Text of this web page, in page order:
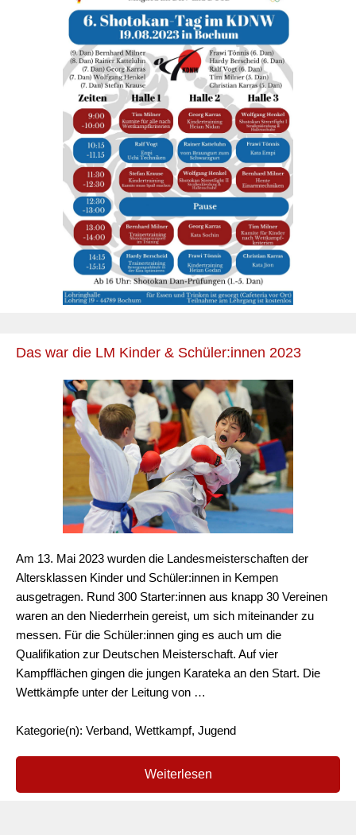
Das war die LM Kinder & Schüler:innen 2023
Am 13. Mai 2023 wurden die Landesmeisterschaften der
Altersklassen Kinder und Schüler:innen in Kempen
ausgetragen. Rund 300 Starter:innen aus knapp 30 Vereinen
waren an den Niederrhein gereist, um sich miteinander zu
messen. Für die Schüler:innen ging es auch um die
Qualifikation zur Deutschen Meisterschaft. Auf vier
Kampfflächen gingen die jungen Karateka an den Start. Die
Wettkämpfe unter der Leitung von …
Kategorie(n): Verband, Wettkampf, Jugend
Weiterlesen